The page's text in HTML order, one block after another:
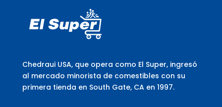
Chedraui USA, que opera como El Super, ingresó
al mercado minorista de comestibles con su
primera tienda en South Gate, CA en 1997.